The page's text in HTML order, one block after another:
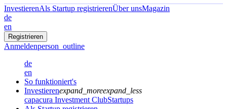
InvestierenAls Startup registrierenÜber unsMagazin
de
en
Registrieren
Anmeldenperson_outline
de
en
So funktioniert's
Investierenexpand_moreexpand_less
capacura Investment ClubStartups